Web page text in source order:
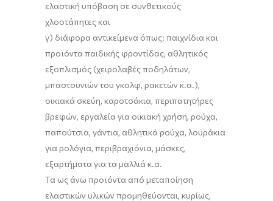
ελαστική υπόβαση σε συνθετικούς
χλοοτάπητες και
γ) διάφορα αντικείμενα όπως: παιχνίδια και
προϊόντα παιδικής φροντίδας, αθλητικός
εξοπλισμός (χειρολαβές ποδηλάτων,
μπαστουνιών του γκολφ, ρακετών κ.α.),
οικιακά σκεύη, καροτσάκια, περιπατητήρες
βρεφών, εργαλεία για οικιακή χρήση, ρούχα,
παπούτσια, γάντια, αθλητικά ρούχα, λουράκια
για ρολόγια, περιβραχιόνια, μάσκες,
εξαρτήματα για τα μαλλιά κ.α.
Τα ως άνω προϊόντα από μεταποίηση
ελαστικών υλικών προμηθεύονται, κυρίως,